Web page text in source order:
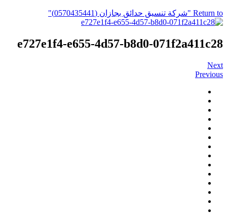
Return to "شركة تنسيق حدائق بجازان (0570435441)"
e727e1f4-e655-4d57-b8d0-071f2a411c28
Next
Previous